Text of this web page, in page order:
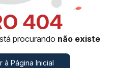
404
procurando não existe
à Página Inicial